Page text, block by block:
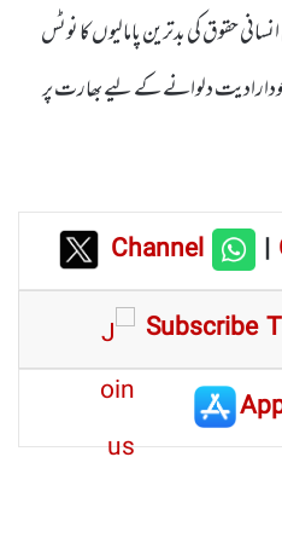
حقوق کی بدترین پامالیوں کا نوٹس
دلوانے کے لیے بھارت پر
Channel |
Subscribe